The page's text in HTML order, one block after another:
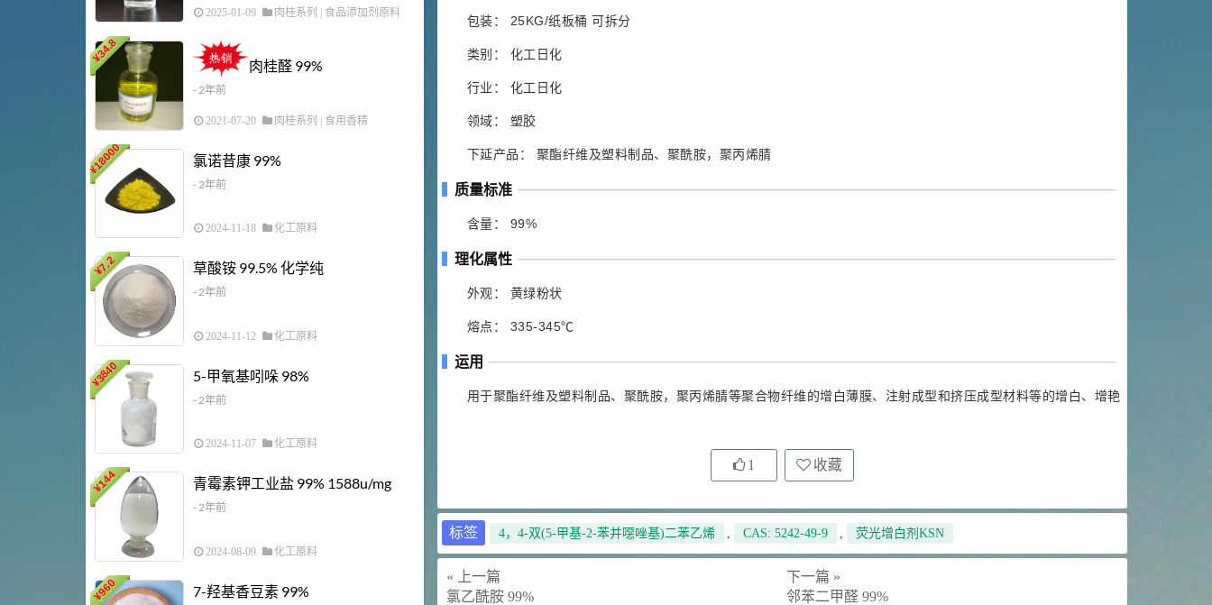
包装： 25KG/纸板桶 可拆分
类别： 化工日化
行业： 化工日化
领域： 塑胶
下延产品： 聚酯纤维及塑料制品、聚酰胺，聚丙烯腈
质量标准
含量： 99%
理化属性
外观： 黄绿粉状
熔点： 335-345℃
运用
用于聚酯纤维及塑料制品、聚酰胺，聚丙烯腈等聚合物纤维的增白薄膜、注射成型和挤压成型材料等的增白、增艳
1 收藏
标签 4，4-双(5-甲基-2-苯并噁唑基)二苯乙烯 , CAS: 5242-49-9 , 荧光增白剂KSN
« 上一篇
氯乙酰胺 99%
下一篇 »
邻苯二甲醛 99%
2025-01-09 肉桂系列 食品添加剂原料
¥
34.8
肉桂醛 99%
- 2年前
2021-07-20 肉桂系列 | 食用香精
¥
18000 氯诺昔康 99%
- 2年前
2024-11-18 化工原料
¥
7.2 草酸铵 99.5% 化学纯
- 2年前
2024-11-12 化工原料
¥
3840 5-甲氧基吲哚 98%
- 2年前
2024-11-07 化工原料
¥
144 青霉素钾工业盐 99% 1588u/mg
- 2年前
2024-08-09 化工原料
¥
960 7-羟基香豆素 99%
2021-05-25 饲料添加剂原料
2 乙酸橙花酯 99%
2021-06-17
多效唑 90%
2021-07-07
29
浏览量 - 1.98w
2021-06-22
92
99.5%
S-羧甲基-L-半胱氨酸(羧甲司坦)
98.5%
浏览量 - 1.72w
2021-05-30 化工原料
7